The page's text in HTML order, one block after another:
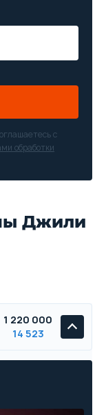
с
обработки
Джили
1 220 000
14 523